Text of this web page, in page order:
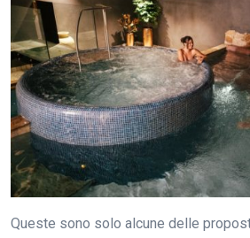
Queste sono solo alcune delle